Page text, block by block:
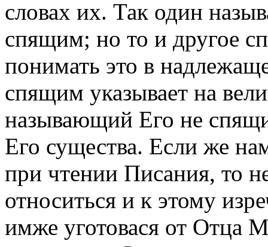
словах их. Так один
спящим; но то и другое
понимать это в
спящим указывает на
называющий Его не
Его существа. Если же
при чтении Писания, то
относиться и к этому
имже уготовася от Отца